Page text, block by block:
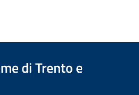
di Trento e